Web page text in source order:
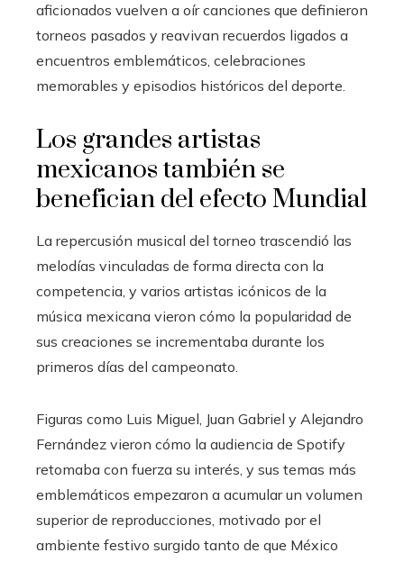
aficionados vuelven a oír canciones que definieron
torneos pasados y reavivan recuerdos ligados a
encuentros emblemáticos, celebraciones
memorables y episodios históricos del deporte.
Los grandes artistas
mexicanos también se
benefician del efecto Mundial
La repercusión musical del torneo trascendió las
melodías vinculadas de forma directa con la
competencia, y varios artistas icónicos de la
música mexicana vieron cómo la popularidad de
sus creaciones se incrementaba durante los
primeros días del campeonato.
Figuras como Luis Miguel, Juan Gabriel y Alejandro
Fernández vieron cómo la audiencia de Spotify
retomaba con fuerza su interés, y sus temas más
emblemáticos empezaron a acumular un volumen
superior de reproducciones, motivado por el
ambiente festivo surgido tanto de que México